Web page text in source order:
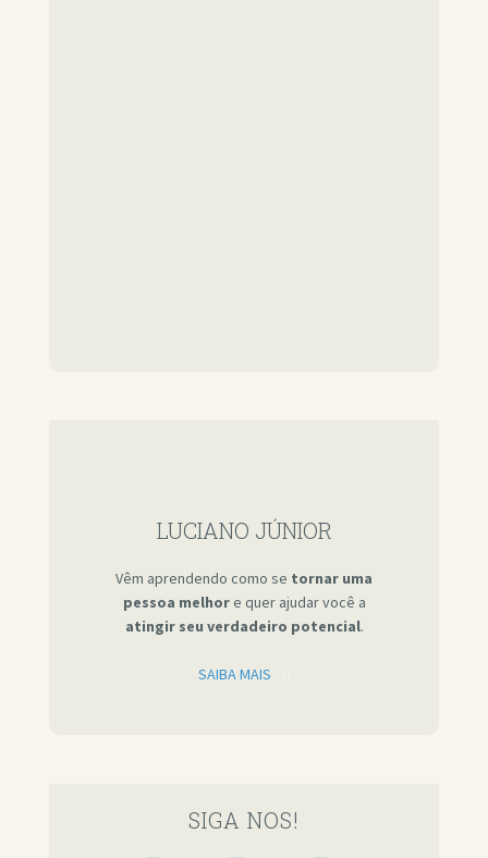
LUCIANO JÚNIOR
Vêm aprendendo como se tornar uma
pessoa melhore quer ajudar você a
atingir seu verdadeiro potencial.
SAIBA MAIS
SIGA NOS!